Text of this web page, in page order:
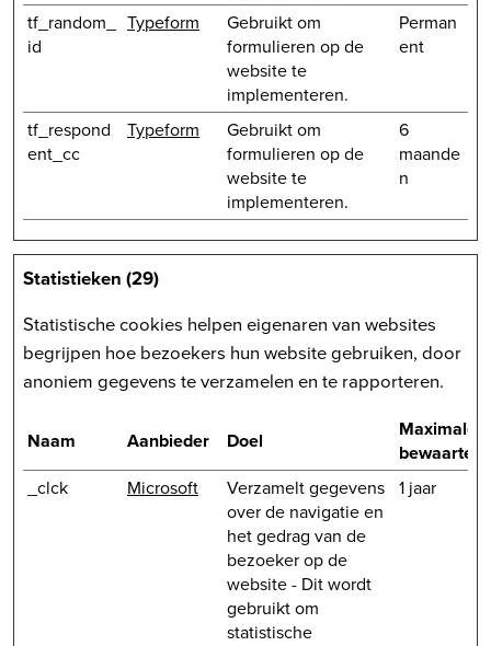
tf_random_
id
Typeform
Gebruikt om
formulieren op de
website te
implementeren.
Perman
ent
tf_respond
ent_cc
Typeform
Gebruikt om
formulieren op de
website te
implementeren.
6
maande
n
Statistieken (29)
Statistische cookies helpen eigenaren van websites
begrijpen hoe bezoekers hun website gebruiken, door
anoniem gegevens te verzamelen en te rapporteren.
Naam Aanbieder Doel
Maximale
_clck Microsoft
Verzamelt gegevens
over de navigatie en
het gedrag van de
bezoeker op de
website - Dit wordt
gebruikt om
statistische
1 jaar